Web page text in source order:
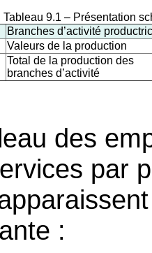
Tableau 9.1 – Présentation
Branches d’activité
Valeurs de la production
Total de la production des
branches d’activité
des
par
: